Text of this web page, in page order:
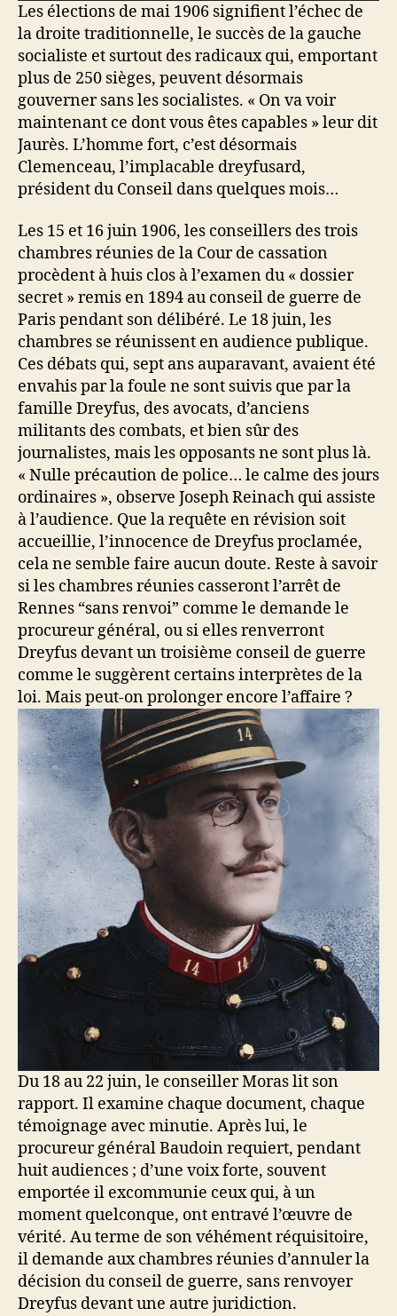
Les élections de mai 1906 signifient l’échec de
la droite traditionnelle, le succès de la gauche
socialiste et surtout des radicaux qui, emportant
plus de 250 sièges, peuvent désormais
gouverner sans les socialistes. « On va voir
maintenant ce dont vous êtes capables » leur dit
Jaurès. L’homme fort, c’est désormais
Clemenceau, l’implacable dreyfusard,
président du Conseil dans quelques mois…
Les 15 et 16 juin 1906, les conseillers des trois
chambres réunies de la Cour de cassation
procèdent à huis clos à l’examen du « dossier
secret » remis en 1894 au conseil de guerre de
Paris pendant son délibéré. Le 18 juin, les
chambres se réunissent en audience publique.
Ces débats qui, sept ans auparavant, avaient été
envahis par la foule ne sont suivis que par la
famille Dreyfus, des avocats, d’anciens
militants des combats, et bien sûr des
journalistes, mais les opposants ne sont plus là.
« Nulle précaution de police… le calme des jours
ordinaires », observe Joseph Reinach qui assiste
à l’audience. Que la requête en révision soit
accueillie, l’innocence de Dreyfus proclamée,
cela ne semble faire aucun doute. Reste à savoir
si les chambres réunies casseront l’arrêt de
Rennes “sans renvoi” comme le demande le
procureur général, ou si elles renverront
Dreyfus devant un troisième conseil de guerre
comme le suggèrent certains interprètes de la
loi. Mais peut-on prolonger encore l’affaire ?
Du 18 au 22 juin, le conseiller Moras lit son
rapport. Il examine chaque document, chaque
témoignage avec minutie. Après lui, le
procureur général Baudoin requiert, pendant
huit audiences ; d’une voix forte, souvent
emportée il excommunie ceux qui, à un
moment quelconque, ont entravé l’œuvre de
vérité. Au terme de son véhément réquisitoire,
il demande aux chambres réunies d’annuler la
décision du conseil de guerre, sans renvoyer
Dreyfus devant une autre juridiction.